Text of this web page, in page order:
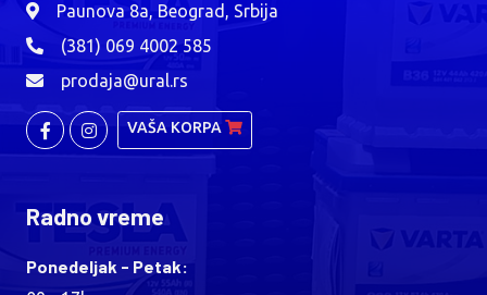
Paunova 8a, Beograd, Srbija
(381) 069 4002 585
prodaja@ural.rs
VAŠA KORPA
Radno vreme
Ponedeljak - Petak: